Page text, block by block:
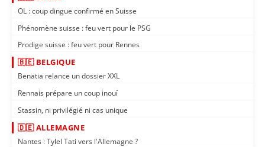
OL : coup dingue confirmé en Suisse
Phénomène suisse : feu vert pour le PSG
Prodige suisse : feu vert pour Rennes
🇧🇪 BELGIQUE
Benatia relance un dossier XXL
Rennais prépare un coup inouï
Stassin, ni privilégié ni cas unique
🇩🇪 ALLEMAGNE
Nantes : Tylel Tati vers l'Allemagne ?